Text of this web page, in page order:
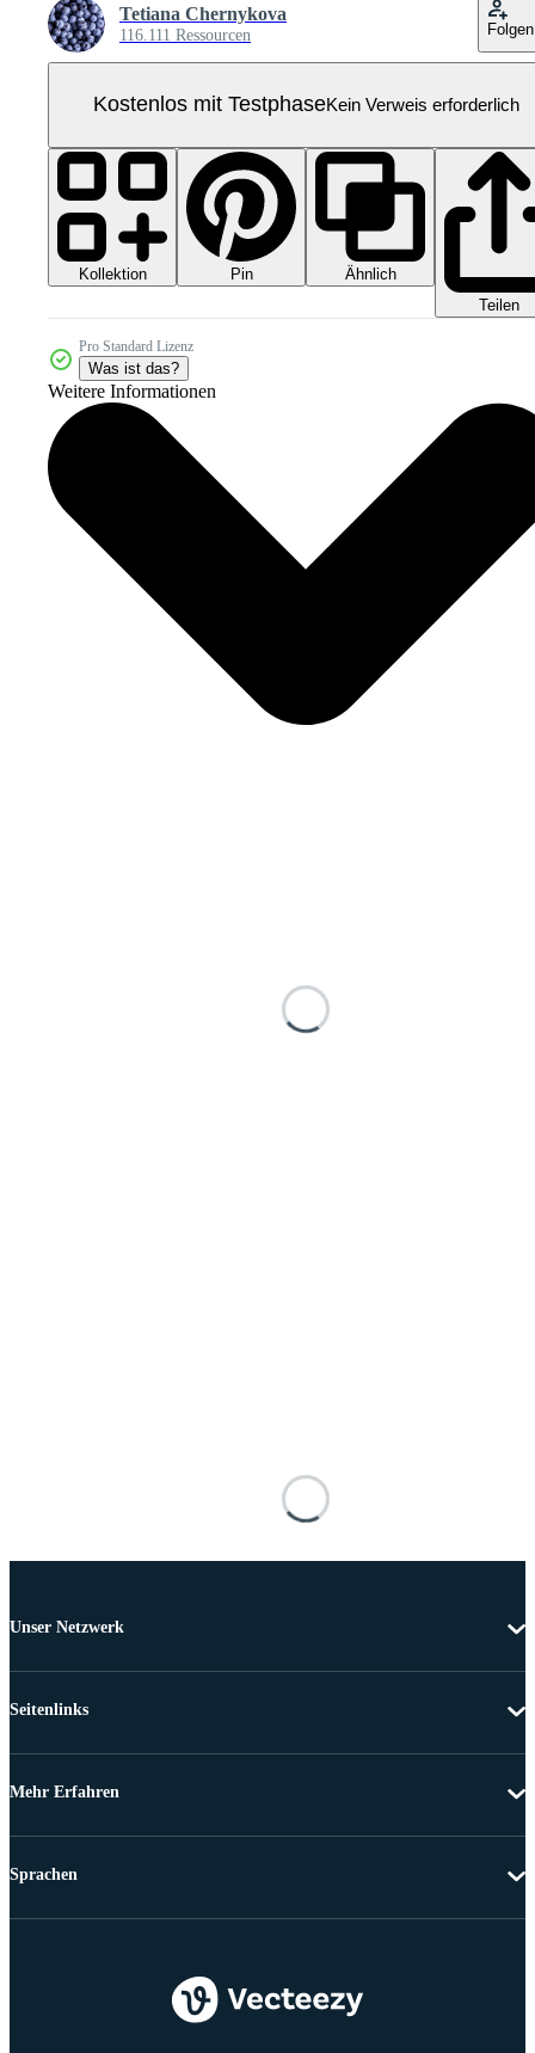
Tetiana Chernykova
116.111 Ressourcen Folgen
Kostenlos mit TestphaseKein Verweis erforderlich
Kollektion Pin
Ähnlich
Teilen
Pro Standard Lizenz
Was ist das?
Weitere Informationen
Unser Netzwerk
Seitenlinks
Mehr Erfahren
Sprachen